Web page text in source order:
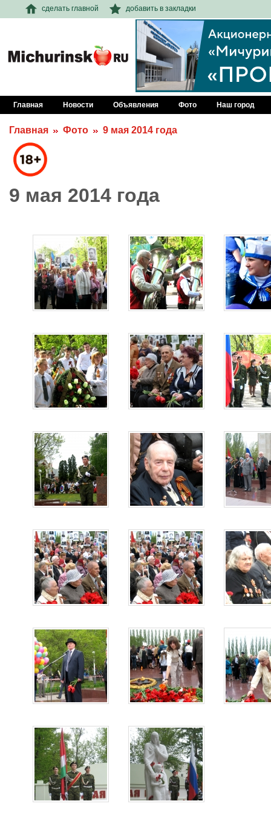
сделать главной добавить в закладки
Главная Новости Объявления Фото Наш город
Главная Фото 9 мая 2014 года
9 мая 2014 года